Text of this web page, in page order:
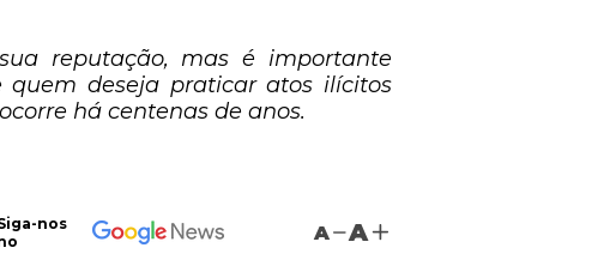
reputação, mas é importante
deseja praticar atos ilícitos
há centenas de anos.
nos
A A